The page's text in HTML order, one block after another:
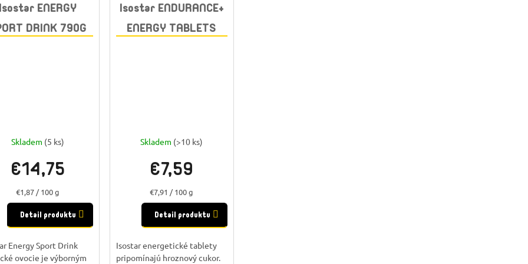
Isostar ENERGY
DRINK 790G
Skladem (5 ks)
€14,75
Jednotková
cena:
€1,87 / 100 g
Detail produktu
Energy Sport Drink
ovocie je výborným
Isostar ENDURANCE+
ENERGY TABLETS
Skladem (>10 ks)
€7,59
Jednotková
cena:
€7,91 / 100 g
Detail produktu
Isostar energetické tablety
pripomínajú hroznový cukor.